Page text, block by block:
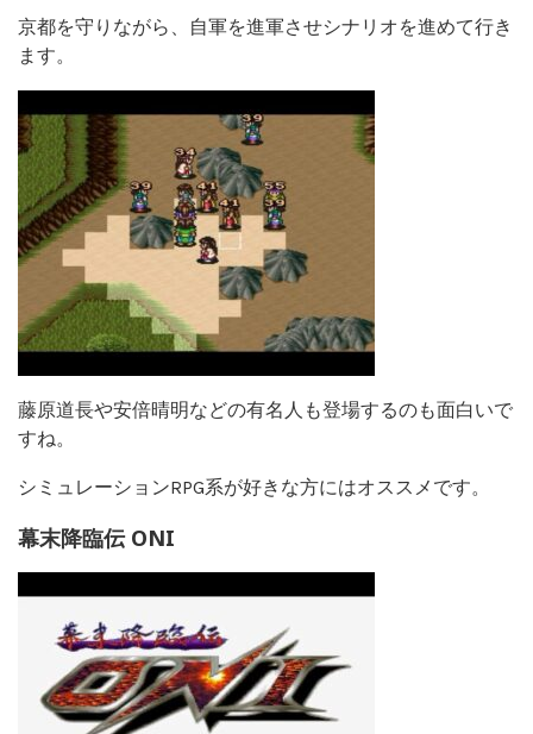
京都を守りながら、自軍を進軍させシナリオを進めて行き
ます。
藤原道長や安倍晴明などの有名人も登場するのも面白いで
すね。
シミュレーションRPG系が好きな方にはオススメです。
幕末降臨伝 ONI